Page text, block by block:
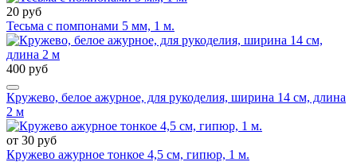
20 руб
Тесьма с помпонами 5 мм, 1 м.
400 руб
Кружево, белое ажурное, для рукоделия, ширина 14 см, длина
2 м
от 30 руб
Кружево ажурное тонкое 4,5 см, гипюр, 1 м.